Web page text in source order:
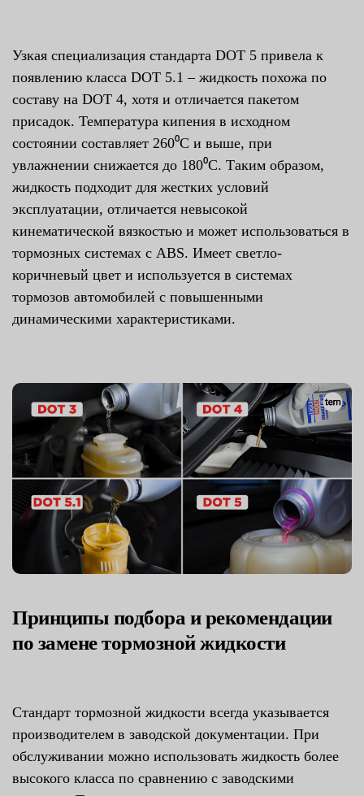
Узкая специализация стандарта DOT 5 привела к
появлению класса DOT 5.1 – жидкость похожа по
составу на DOT 4, хотя и отличается пакетом
присадок. Температура кипения в исходном
состоянии составляет 260⁰С и выше, при
увлажнении снижается до 180⁰С. Таким образом,
жидкость подходит для жестких условий
эксплуатации, отличается невысокой
кинематической вязкостью и может использоваться в
тормозных системах с ABS. Имеет светло-
коричневый цвет и используется в системах
тормозов автомобилей с повышенными
динамическими характеристиками.
Принципы подбора и рекомендации
по замене тормозной жидкости
Стандарт тормозной жидкости всегда указывается
производителем в заводской документации. При
обслуживании можно использовать жидкость более
высокого класса по сравнению с заводскими